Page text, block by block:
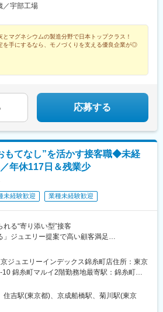
／宇部工場
とマグネシウムの製造分野で日本トップクラス！
を手にするなら、モノづくりを支える優良企業が◎
応募する
もてなし”を活かす接客職◆未経
年休117日＆残業少
未経験歓迎 業種未経験歓迎
る“寄り添い型”接客
ジュエリー提案で高い顧客満足
リーメーカーとして、リフォーム・修理を中
当社。お客様の「思い出」や「大切な想い」
ルが評価され、ニーズが拡大しています。
のため、お客様一人ひとりに寄り添いなが
ジュエリーインデックス錦糸町店住所：東京
錦糸町マルイ2階勤務地最寄駅：錦糸町駅
全面禁煙＜勤務地詳細2＞ajour船橋東武店住
店船橋店1F勤務地最寄
動喫煙対策：屋内全面禁煙変更の範囲：会社
住吉駅(東京都)、京成船橋駅、菊川駅(東京